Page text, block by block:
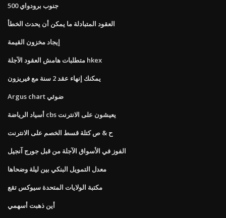
500 جنوب برودواي
العقود المتبادلة ما يمكن أن يحدث الخطأ
إيجاد مخزون القيمة
متطلبات هامش العقود الآجلة hkex
يمكنك إنهاء عقد 2 سنة مع فيريزون
Argus chart ضوئي
أسياد الرياضة cbs يعيشون على الانترنت
ح & ص كتلة قسط الخصم على الانترنت
الفوز في الأسواق الآجلة من قبل جورج آنجيل
معدل التمويل البنكي بين ليلة وضحاها
مكتبة الولايات المتحدة سيوكس تقع
أين ذهبت أسهمي